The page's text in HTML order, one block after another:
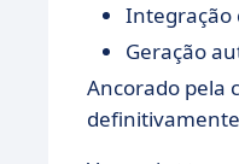
Integração
Geração
Ancorado pela